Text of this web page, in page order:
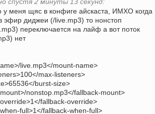
у меня щяс в конфиге айскаста, ИМХО когда
эфир диджеи (/live.mp3) то нонстоп
переключается на лайф а вот поток
нет
live.mp3</mount-name>
max-listeners>
burst-size>
nonstop.mp3</fallback-mount>
fallback-override>
full>1</fallback-when-full>